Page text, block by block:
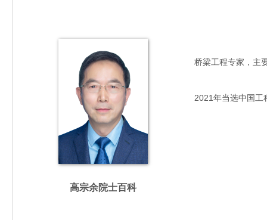
高宗余院士百科
桥梁工程专家，主要
2021年当选中国工